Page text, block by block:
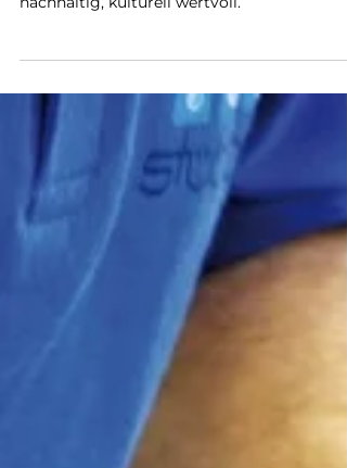
Handwerk 2.0: Alte Tradition, neue
das Handwerk ein Comeback: kreativ,
nachhaltig, kulturell wertvoll.